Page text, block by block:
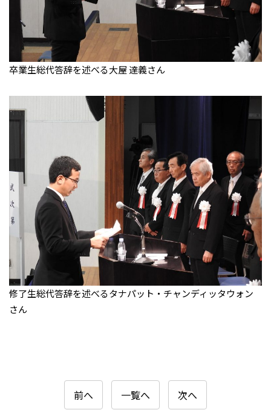
卒業生総代答辞を述べる大屋 達義さん
修了生総代答辞を述べるタナパット・チャンディッタウォン
さん
前へ 一覧へ 次へ